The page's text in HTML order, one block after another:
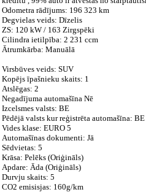
Odometra rādījums: 196 323 km
Degvielas veids: Dīzelis
ZS: 120 kW / 163 Zirgspēki
Cilindra ietilpība: 2 231 ccm
Ātrumkārba: Manuālā
Virsbūves veids: SUV
Kopējs īpašnieku skaits: 1
Atslēgas: 2
Negadījuma automašīna Nē
Izcelsmes valsts: BE
Pēdējā valsts kur reģistrēta automašīna: BE
Vides klase: EURO 5
Automašīnas dokumenti: Jā
Sēdvietas: 5
Krāsa: Pelēks (Oriģināls)
Apdare: Āda (Oriģināls)
Durvju skaits: 5
CO2 emisisjas: 160g/km